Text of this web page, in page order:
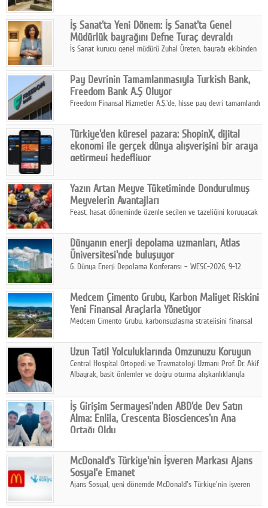
katmanlı bir aile hikâyesi anlatıyor.
İş Sanat'ta Yeni Dönem: İş Sanat'ta Genel
Müdürlük bayrağını Defne Turaç devraldı
İş Sanat kurucu genel müdürü Zuhal Üreten, bayrağı ekibinden
Pay Devrinin Tamamlanmasıyla Turkish Bank,
Freedom Bank A.Ş Oluyor
Freedom Finansal Hizmetler A.Ş.'de, hisse pay devri tamamlandı
Turkish Bank'ın ticaret unvanının “Freedom Bank A.Ş.” olmasına
karar verildi.
Türkiye'den küresel pazara: ShopinX, dijital
ekonomi ile gerçek dünya alışverişini bir araya
getirmeyi hedefliyor
ekonomi ile gerçek dünya alışveriş deneyimi arasında köprü
kurmayı hedefleyen vizyonuyla uluslararası pazarlara açılıyor.
Yazın Artan Meyve Tüketiminde Dondurulmuş
Meyvelerin Avantajları
Feast, hasat döneminde özenle seçilen ve tazeliğini koruyacak
pratik, güvenilir ve lezzetli bir alternatif sunuyor.
Dünyanın enerji depolama uzmanları, Atlas
Üniversitesi'nde buluşuyor
6. Dünya Enerji Depolama Konferansı – WESC-2026, 9-12
sahipliğinde gerçekleştirilecek.
Medcem Çimento Grubu, Karbon Maliyet Riskini
Yeni Finansal Araçlarla Yönetiyor
Medcem Çimento Grubu, karbonsuzlaşma stratejisini finansal
Uzun Tatil Yolculuklarında Omzunuzu Koruyun
Central Hospital Ortopedi ve Travmatoloji Uzmanı Prof. Dr. Akif
Albayrak, basit önlemler ve doğru oturma alışkanlıklarıyla
İş Girişim Sermayesi'nden ABD'de Dev Satın
Alma: Enlila, Crescenta Biosciences'ın Ana
Ortağı Oldu
stratejisini uluslararası ölçeğe taşıyan satın alma hamlesini
tamamladı.
McDonald's Türkiye'nin İşveren Markası Ajans
Sosyal'e Emanet
Ajans Sosyal, yeni dönemde McDonald's Türkiye'nin işveren